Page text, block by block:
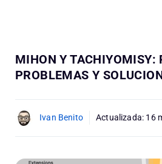
MIHON Y TACHIYOMISY:
PROBLEMAS Y
Ivan Benito Actualizada: 16